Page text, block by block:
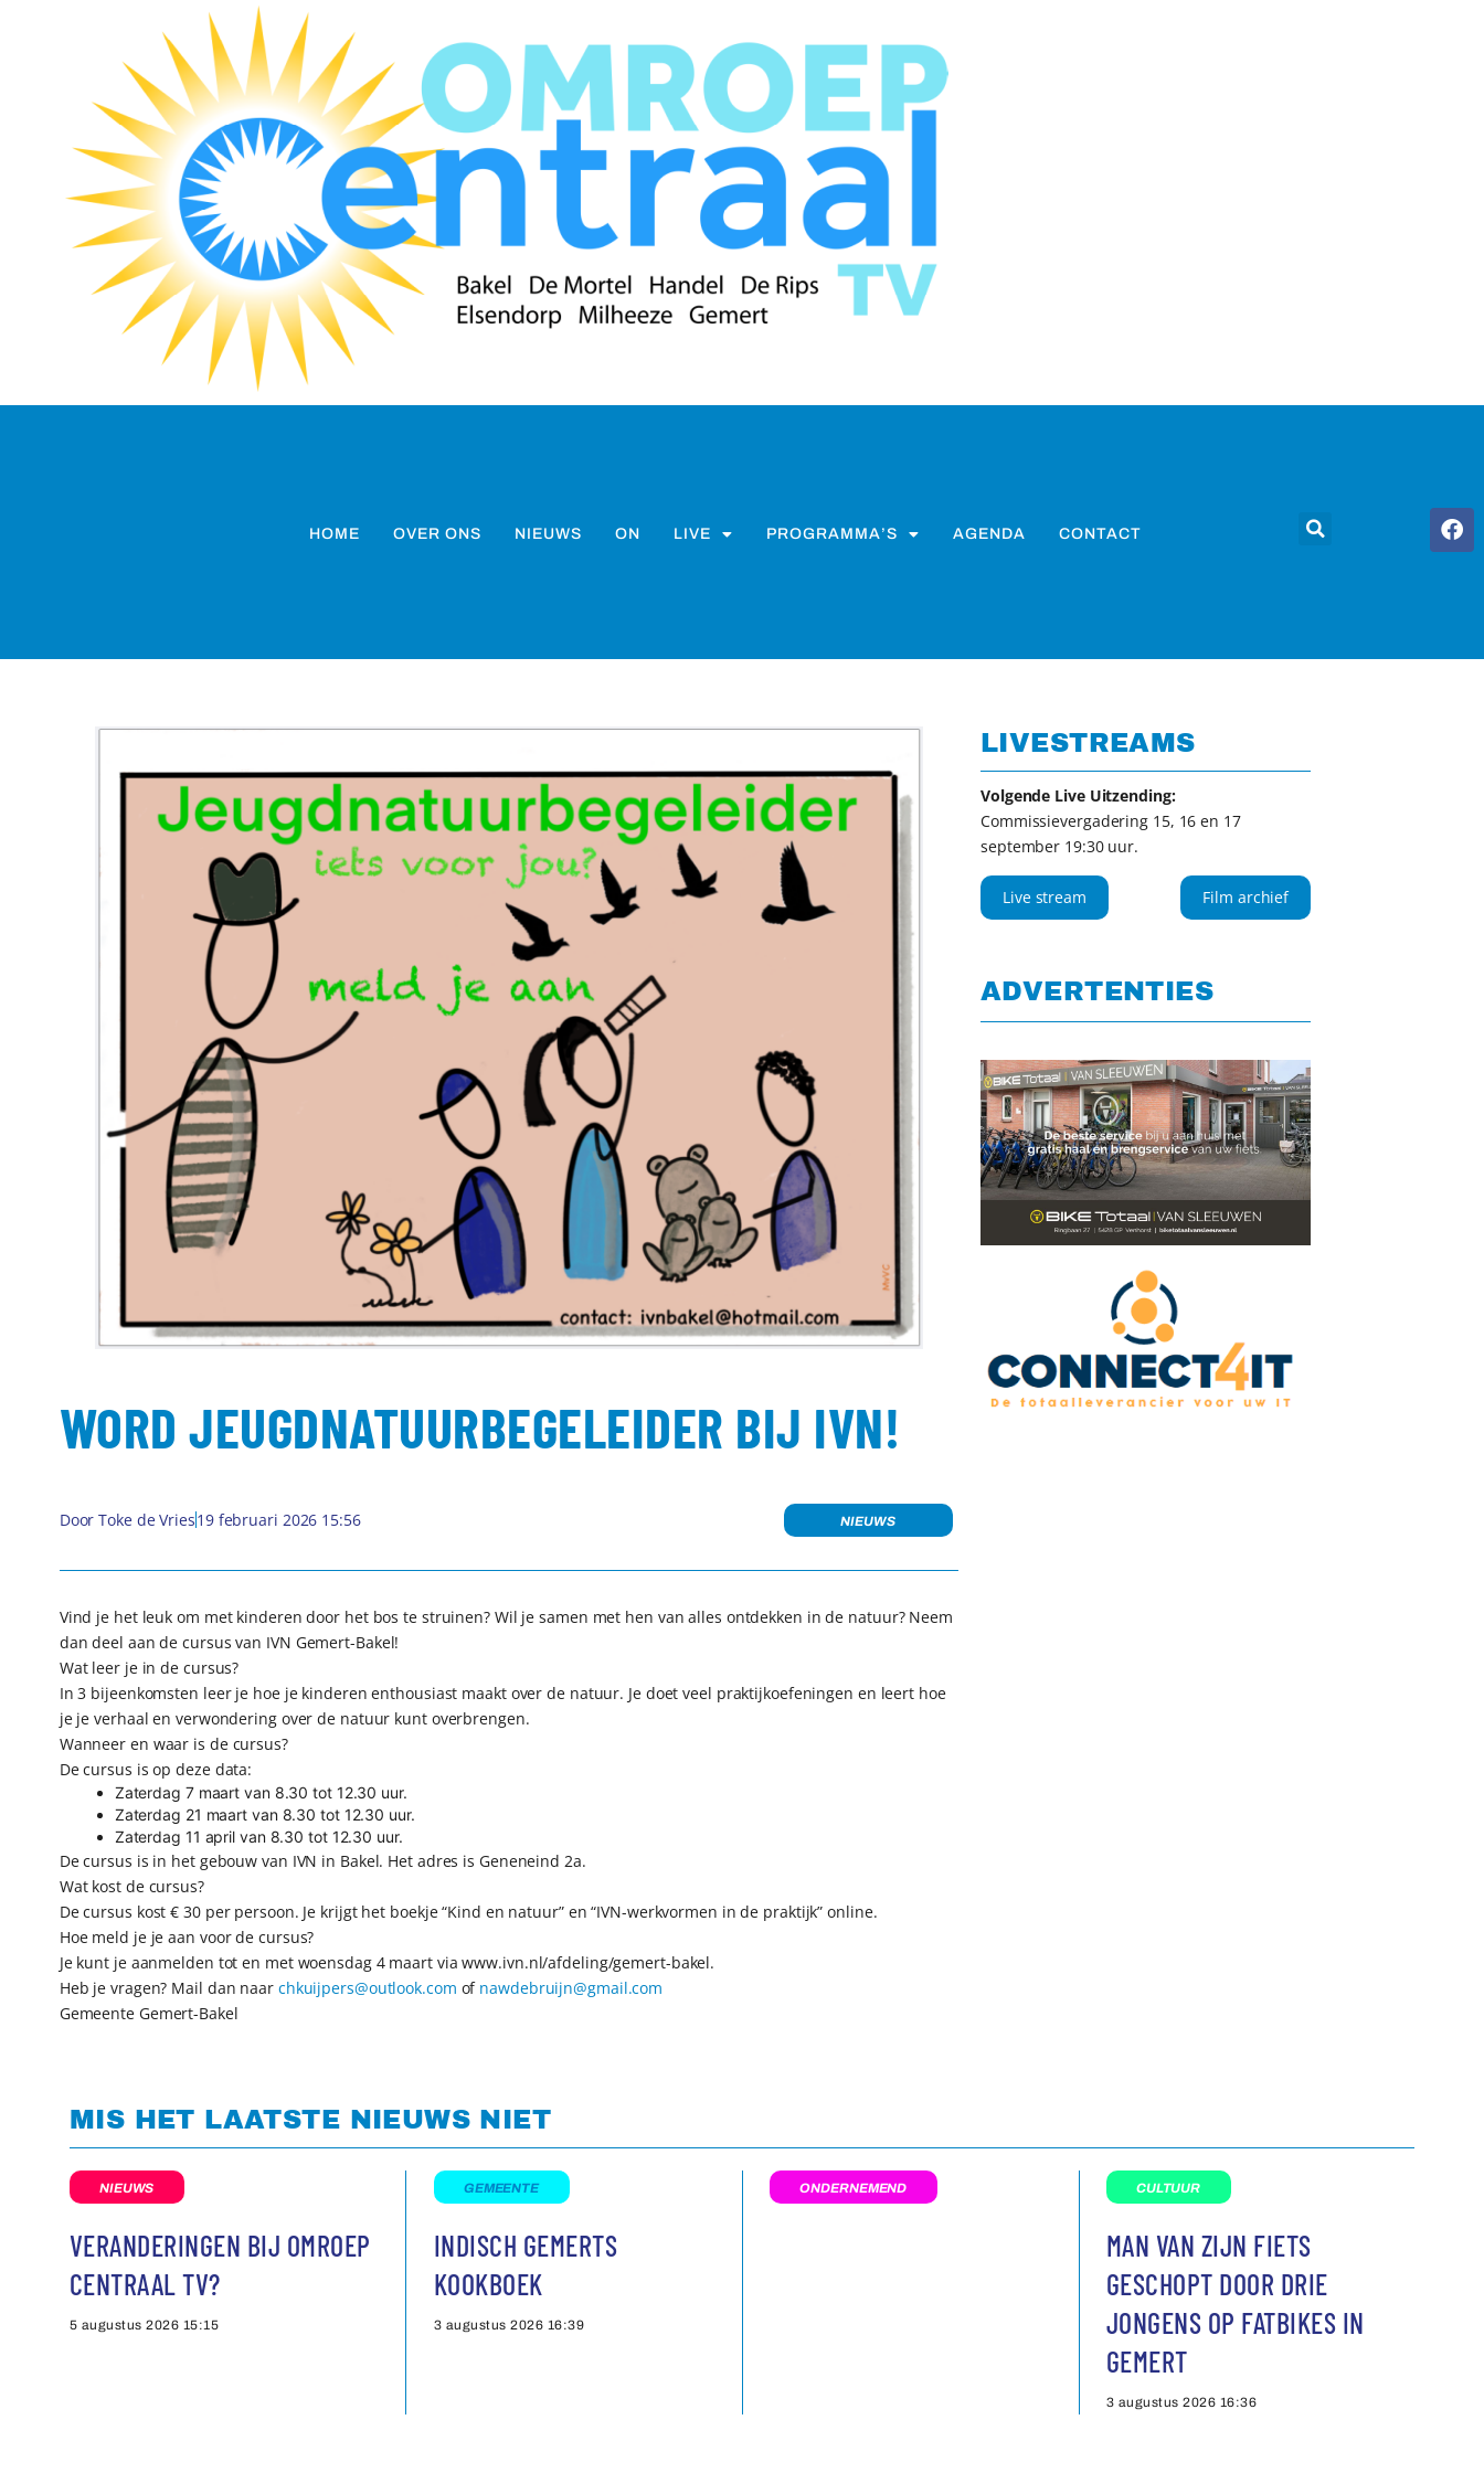
HOME OVER ONS NIEUWS ON LIVE PROGRAMMA’S AGENDA CONTACT
WORD JEUGDNATUURBEGELEIDER BIJ IVN!
Door Toke de Vries19 februari 2026 15:56 NIEUWS
Vind je het leuk om met kinderen door het bos te struinen? Wil je samen met hen van alles ontdekken in de natuur? Neem
dan deel aan de cursus van IVN Gemert-Bakel!
Wat leer je in de cursus?
In 3 bijeenkomsten leer je hoe je kinderen enthousiast maakt over de natuur. Je doet veel praktijkoefeningen en leert hoe
je je verhaal en verwondering over de natuur kunt overbrengen.
Wanneer en waar is de cursus?
De cursus is op deze data:
Zaterdag 7 maart van 8.30 tot 12.30 uur.
Zaterdag 21 maart van 8.30 tot 12.30 uur.
Zaterdag 11 april van 8.30 tot 12.30 uur.
De cursus is in het gebouw van IVN in Bakel. Het adres is Geneneind 2a.
Wat kost de cursus?
De cursus kost € 30 per persoon. Je krijgt het boekje “Kind en natuur” en “IVN-werkvormen in de praktijk” online.
Hoe meld je je aan voor de cursus?
Je kunt je aanmelden tot en met woensdag 4 maart via www.ivn.nl/afdeling/gemert-bakel.
Heb je vragen? Mail dan naar chkuijpers@outlook.com of nawdebruijn@gmail.com
Gemeente Gemert-Bakel
LIVESTREAMS
Volgende Live Uitzending:
Commissievergadering 15, 16 en 17
september 19:30 uur.
Live stream Film archief
ADVERTENTIES
MIS HET LAATSTE NIEUWS NIET
NIEUWS
VERANDERINGEN BIJ OMROEP
CENTRAAL TV?
5 augustus 2026 15:15
GEMEENTE
INDISCH GEMERTS
KOOKBOEK
3 augustus 2026 16:39
ONDERNEMEND CULTUUR
MAN VAN ZIJN FIETS
GESCHOPT DOOR DRIE
JONGENS OP FATBIKES IN
GEMERT
3 augustus 2026 16:36